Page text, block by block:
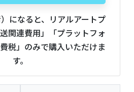
になると、リアルアートプ
関連費用」「プラットフォ
税」のみで購入いただけま
す。